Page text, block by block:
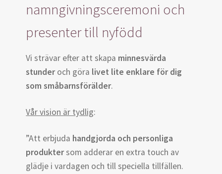
namngivningsceremoni och
presenter till nyfödd
Vi strävar efter att skapa minnesvärda
stunderoch göra livet lite enklare för dig
som småbarnsförälder.
Vår vision är tydlig:
”Att erbjuda handgjorda och personliga
produktersom adderar en extra touch av
glädje i vardagen och till speciella tillfällen.